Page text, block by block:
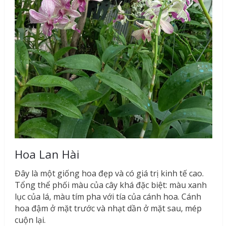
Hoa Lan Hài
Đây là một giống hoa đẹp và có giá trị kinh tế cao.
Tổng thể phối màu của cây khá đặc biệt: màu xanh
lục của lá, màu tím pha với tía của cánh hoa. Cánh
hoa đậm ở mặt trước và nhạt dần ở mặt sau, mép
cuộn lại.